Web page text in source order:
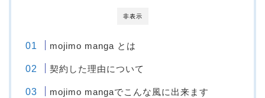
非表示
mojimo manga とは
契約した理由について
mojimo mangaでこんな風に出来ます